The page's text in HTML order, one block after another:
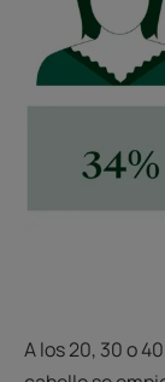
A los 20, 30 o